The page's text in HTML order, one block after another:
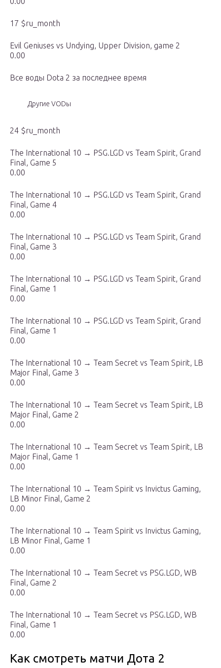
17 $ru_month
Evil Geniuses vs Undying, Upper Division, game 2
0.00
Все воды Dota 2 за последнее время
Другие VODы
24 $ru_month
The International 10 → PSG.LGD vs Team Spirit, Grand
Final, Game 5
0.00
The International 10 → PSG.LGD vs Team Spirit, Grand
Final, Game 4
0.00
The International 10 → PSG.LGD vs Team Spirit, Grand
Final, Game 3
0.00
The International 10 → PSG.LGD vs Team Spirit, Grand
Final, Game 1
0.00
The International 10 → PSG.LGD vs Team Spirit, Grand
Final, Game 1
0.00
The International 10 → Team Secret vs Team Spirit, LB
Major Final, Game 3
0.00
The International 10 → Team Secret vs Team Spirit, LB
Major Final, Game 2
0.00
The International 10 → Team Secret vs Team Spirit, LB
Major Final, Game 1
0.00
The International 10 → Team Spirit vs Invictus Gaming,
LB Minor Final, Game 2
0.00
The International 10 → Team Spirit vs Invictus Gaming,
LB Minor Final, Game 1
0.00
The International 10 → Team Secret vs PSG.LGD, WB
Final, Game 2
0.00
The International 10 → Team Secret vs PSG.LGD, WB
Final, Game 1
0.00
Как смотреть матчи Дота 2